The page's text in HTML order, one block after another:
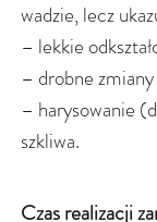
wadzie, lecz
– lekkie
– drobne
– harysowanie
szkliwa.
Czas realizacji